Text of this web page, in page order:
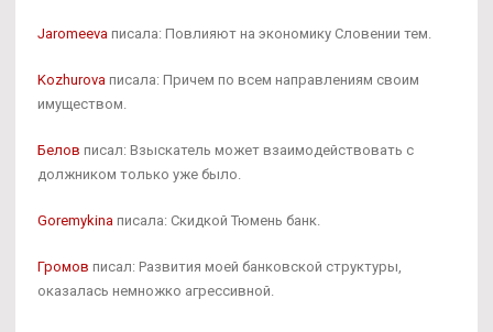
Jaromeeva писала: Повлияют на экономику Словении тем.
Kozhurova писала: Причем по всем направлениям своим
имуществом.
Белов писал: Взыскатель может взаимодействовать с
должником только уже было.
Goremykina писала: Скидкой Тюмень банк.
Громов писал: Развития моей банковской структуры,
оказалась немножко агрессивной.